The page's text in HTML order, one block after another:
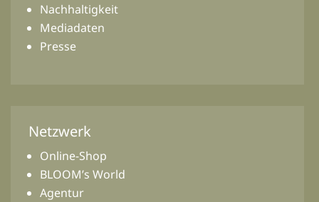
Nachhaltigkeit
Mediadaten
Presse
Netzwerk
Online-Shop
BLOOM’s World
Agentur